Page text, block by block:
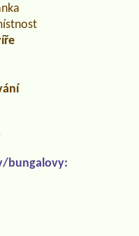
bungalovy: